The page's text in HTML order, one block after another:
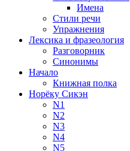
Имена
Стили речи
Упражнения
Лексика и фразеология
Разговорник
Синонимы
Начало
Книжная полка
Норёку Сикэн
N1
N2
N3
N4
N5